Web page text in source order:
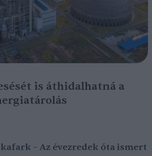
is áthidalhatná a
– Az évezredek óta ismert